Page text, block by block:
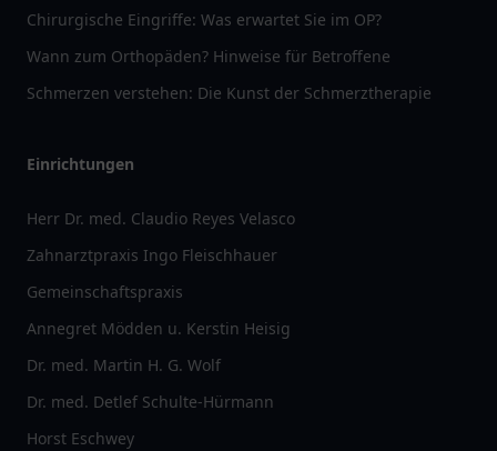
Chirurgische Eingriffe: Was erwartet Sie im OP?
Wann zum Orthopäden? Hinweise für Betroffene
Schmerzen verstehen: Die Kunst der Schmerztherapie
Einrichtungen
Herr Dr. med. Claudio Reyes Velasco
Zahnarztpraxis Ingo Fleischhauer
Gemeinschaftspraxis
Annegret Mödden u. Kerstin Heisig
Dr. med. Martin H. G. Wolf
Dr. med. Detlef Schulte-Hürmann
Horst Eschwey